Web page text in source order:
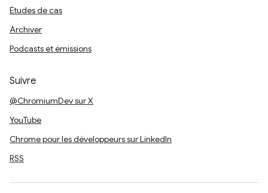
Études de cas
Archiver
Podcasts et émissions
Suivre
@ChromiumDev sur X
YouTube
Chrome pour les développeurs sur LinkedIn
RSS